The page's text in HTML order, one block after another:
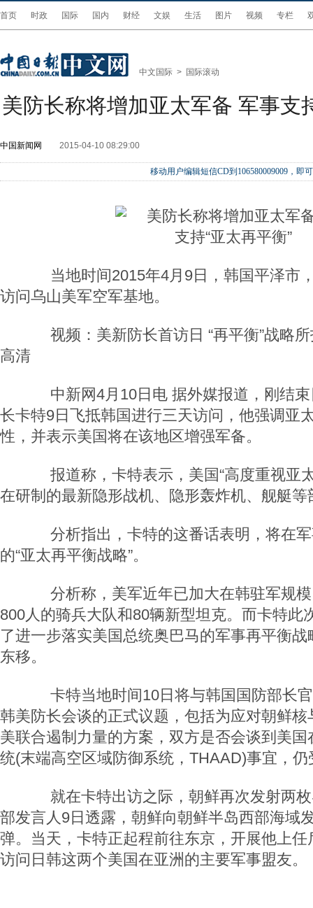
首页 时政 国际 国内 财经 文娱 生活 图片 视频 专栏
中文国际 > 国际滚动
美防长称将增加亚太军备 军事支
中国新闻网 2015-04-10 08:29:00
移动用户编辑短信CD到106580009009，即
当地时间2015年4月9日，韩国平泽市
访问乌山美军空军基地。
视频：美新防长首访日 “再平衡”战略所
高清
中新网4月10日电 据外媒报道，刚结束
长卡特9日飞抵韩国进行三天访问，他强调亚
性，并表示美国将在该地区增强军备。
报道称，卡特表示，美国“高度重视亚
在研制的最新隐形战机、隐形轰炸机、舰艇
分析指出，卡特的这番话表明，将在军
的“亚太再平衡战略”。
分析称，美军近年已加大在韩驻军规模
800人的骑兵大队和80辆新型坦克。而卡特此
了进一步落实美国总统奥巴马的军事再平衡
东移。
卡特当地时间10日将与韩国国防部长官
韩美防长会谈的正式议题，包括为应对朝鲜
美联合遏制力量的方案，双方是否会谈到美
统(末端高空区域防御系统，THAAD)事宜，
就在卡特出访之际，朝鲜再次发射两枚
部发言人9日透露，朝鲜向朝鲜半岛西部海域
弹。当天，卡特正起程前往东京，开展他上
访问日韩这两个美国在亚洲的主要军事盟友。